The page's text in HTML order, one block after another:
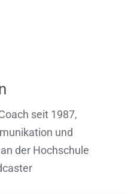
seit 1987,
und
der Hochschule